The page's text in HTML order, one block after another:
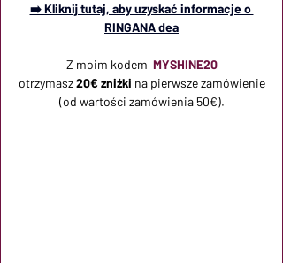
➡️ Kliknij tutaj, aby uzyskać informacje o
RINGANA dea
Z moim kodem MYSHINE20
otrzymasz 20€ zniżki na pierwsze zamówienie
(od wartości zamówienia 50€).